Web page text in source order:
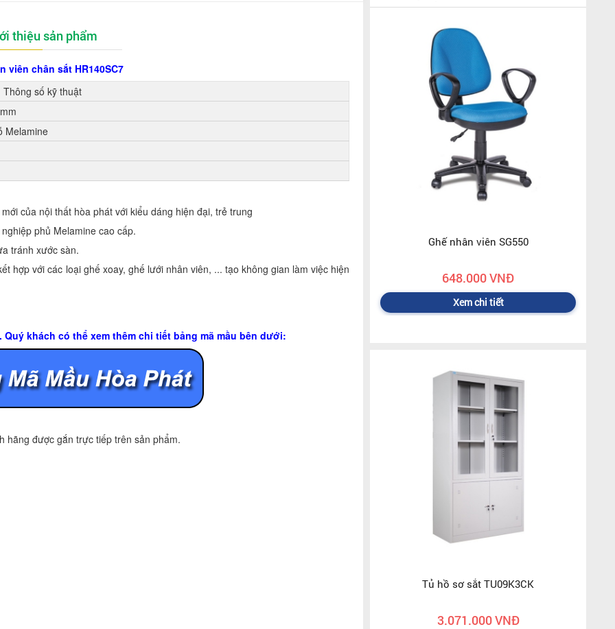
thiệu sản phẩm
viên chân sắt HR140SC7
Thông số kỹ thuật
Melamine
của nội thất hòa phát với kiểu dáng hiện đại, trẻ trung
phủ Melamine cao cấp.
tránh xước sàn.
hợp với các loại ghế xoay, ghế lưới nhân viên, ... tạo không gian làm việc hiện
khách có thể xem thêm chi tiết bảng mã mầu bên dưới:
hãng được gắn trực tiếp trên sản phẩm.
Ghế nhân viên SG550
648.000 VNĐ
Xem chi tiết
Tủ hồ sơ sắt TU09K3CK
3.071.000 VNĐ